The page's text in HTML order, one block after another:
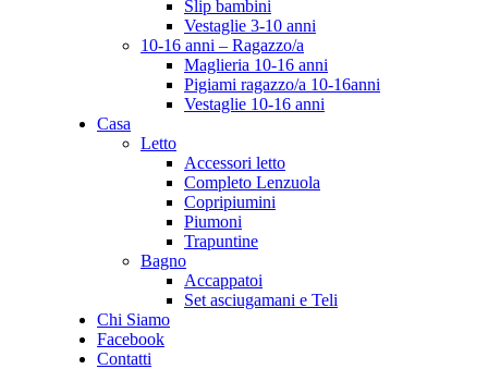
Slip bambini
Vestaglie 3-10 anni
10-16 anni – Ragazzo/a
Maglieria 10-16 anni
Pigiami ragazzo/a 10-16anni
Vestaglie 10-16 anni
Casa
Letto
Accessori letto
Completo Lenzuola
Copripiumini
Piumoni
Trapuntine
Bagno
Accappatoi
Set asciugamani e Teli
Chi Siamo
Facebook
Contatti